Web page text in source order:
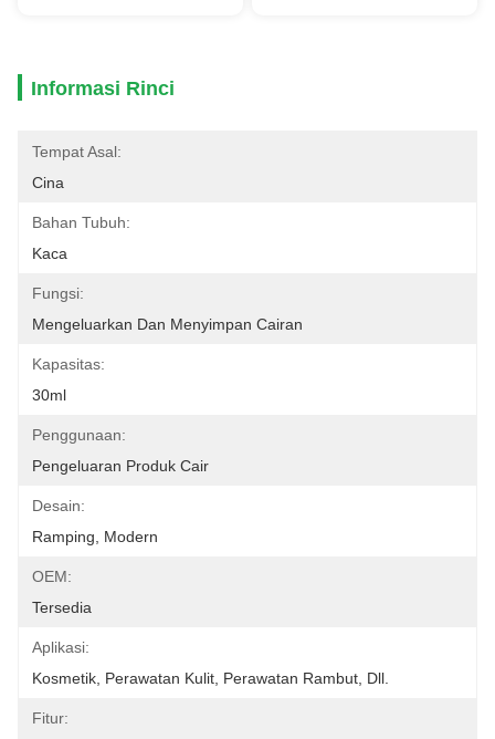
Informasi Rinci
Tempat Asal:
Cina
Bahan Tubuh:
Kaca
Fungsi:
Mengeluarkan Dan Menyimpan Cairan
Kapasitas:
30ml
Penggunaan:
Pengeluaran Produk Cair
Desain:
Ramping, Modern
OEM:
Tersedia
Aplikasi:
Kosmetik, Perawatan Kulit, Perawatan Rambut, Dll.
Fitur: